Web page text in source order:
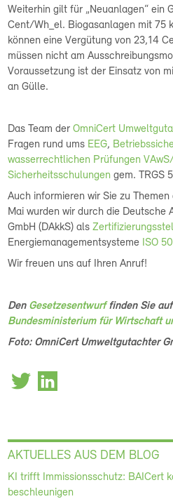
Weiterhin gilt für „Neuanlagen“ ein
Cent/Wh_el. Biogasanlagen mit 75
können eine Vergütung von 23,14
müssen nicht am
Voraussetzung ist der Einsatz von
an Gülle.
Das Team derOmniCert
Fragen rund ums EEG,
wasserrechtlichen Prüfungen
Sicherheitsschulungen gem. TRGS
Auch informieren wir Sie zu Themen
Mai wurden wir durch die Deutsche
GmbH (DAkkS) als
Energiemanagementsysteme ISO
Wir freuen uns auf Ihren Anruf!
DenGesetzesentwurffinden Sie
Bundesministerium für Wirtschaft
Foto: OmniCert Umweltgutachter
AKTUELLES AUS DEM BLOG
KI trifft Immissionsschutz: BAICert
beschleunigen